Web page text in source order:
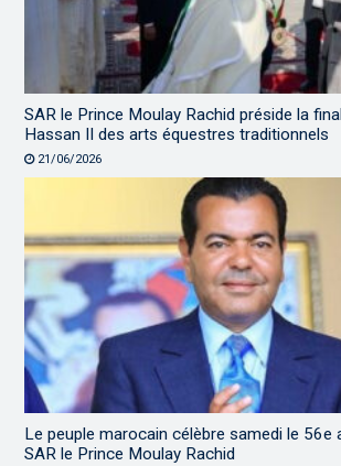
SAR le Prince Moulay Rachid préside la
Hassan II des arts équestres traditionnels
21/06/2026
Le peuple marocain célèbre samedi le 56e
SAR le Prince Moulay Rachid